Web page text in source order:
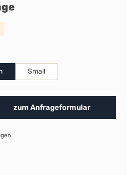
Small
Anzahl: Gib den
zum Anfrageformular